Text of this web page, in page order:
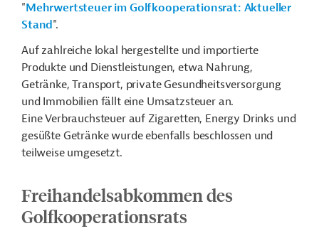
"Mehrwertsteuer im Golfkooperationsrat: Aktueller
Stand".
Auf zahlreiche lokal hergestellte und importierte
Produkte und Dienstleistungen, etwa Nahrung,
Getränke, Transport, private Gesundheitsversorgung
und Immobilien fällt eine Umsatzsteuer an.
Eine Verbrauchsteuer auf Zigaretten, Energy Drinks und
gesüßte Getränke wurde ebenfalls beschlossen und
teilweise umgesetzt.
Freihandelsabkommen des
Golfkooperationsrats